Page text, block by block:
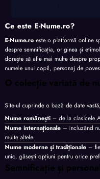
Ce este E-Nume.ro?
E-Nume.ro este o platformă online
despre semnificația, originea și
dorește să afle mai multe despre
numele unui copil, personaj de
O colecție variată de
Site-ul cuprinde o bază de date
Nume românești – de la clasicele
Nume internaționale – incluzând
multe altele.
Nume moderne și tradiționale –
unic, găsești opțiuni pentru orice
Semnificație și